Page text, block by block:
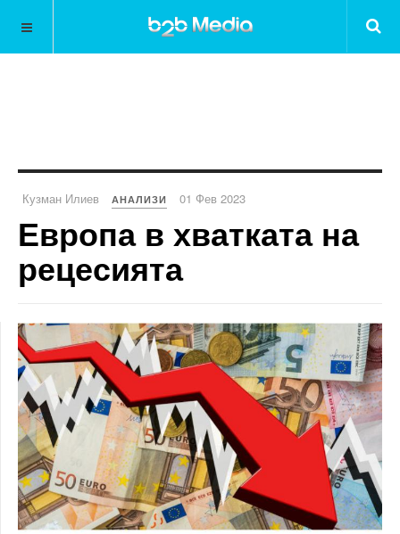
Кузман Илиев АНАЛИЗИ 01 Фев 2023
Европа в хватката на
рецесията